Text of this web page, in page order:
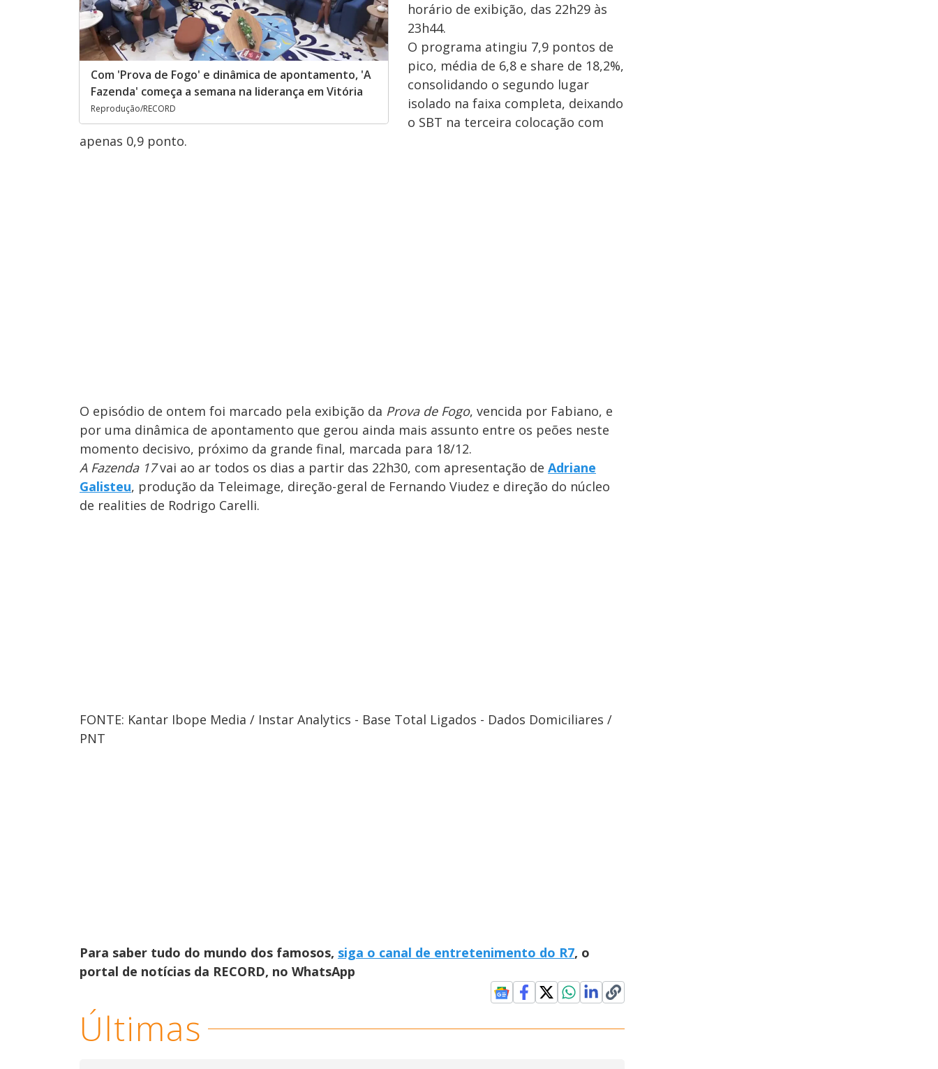
Com 'Prova de Fogo' e dinâmica de apontamento, 'A
Fazenda' começa a semana na liderança em Vitória
Reprodução/RECORD
horário de exibição, das 22h29 às
23h44.
O programa atingiu 7,9 pontos de
pico, média de 6,8 e share de 18,2%,
consolidando o segundo lugar
isolado na faixa completa, deixando
o SBT na terceira colocação com
apenas 0,9 ponto.
O episódio de ontem foi marcado pela exibição da Prova de Fogo, vencida por Fabiano, e
por uma dinâmica de apontamento que gerou ainda mais assunto entre os peões neste
momento decisivo, próximo da grande final, marcada para 18/12.
A Fazenda 17vai ao ar todos os dias a partir das 22h30, com apresentação de Adriane
Galisteu, produção da Teleimage, direção-geral de Fernando Viudez e direção do núcleo
de realities de Rodrigo Carelli.
FONTE: Kantar Ibope Media / Instar Analytics - Base Total Ligados - Dados Domiciliares /
PNT
Para saber tudo do mundo dos famosos, siga o canal de entretenimento do R7, o
portal de notícias da RECORD, no WhatsApp
Últimas